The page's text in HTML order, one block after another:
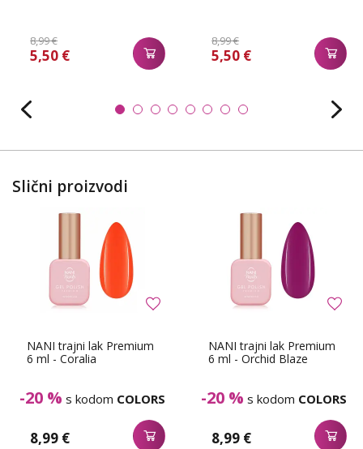
8,99 €
5,50 €
8,99 €
5,50 €
Slični proizvodi
NANI trajni lak Premium
6 ml - Coralia
-20 % s kodom COLORS
8,99 €
NANI trajni lak Premium
6 ml - Orchid Blaze
-20 % s kodom COLORS
8,99 €